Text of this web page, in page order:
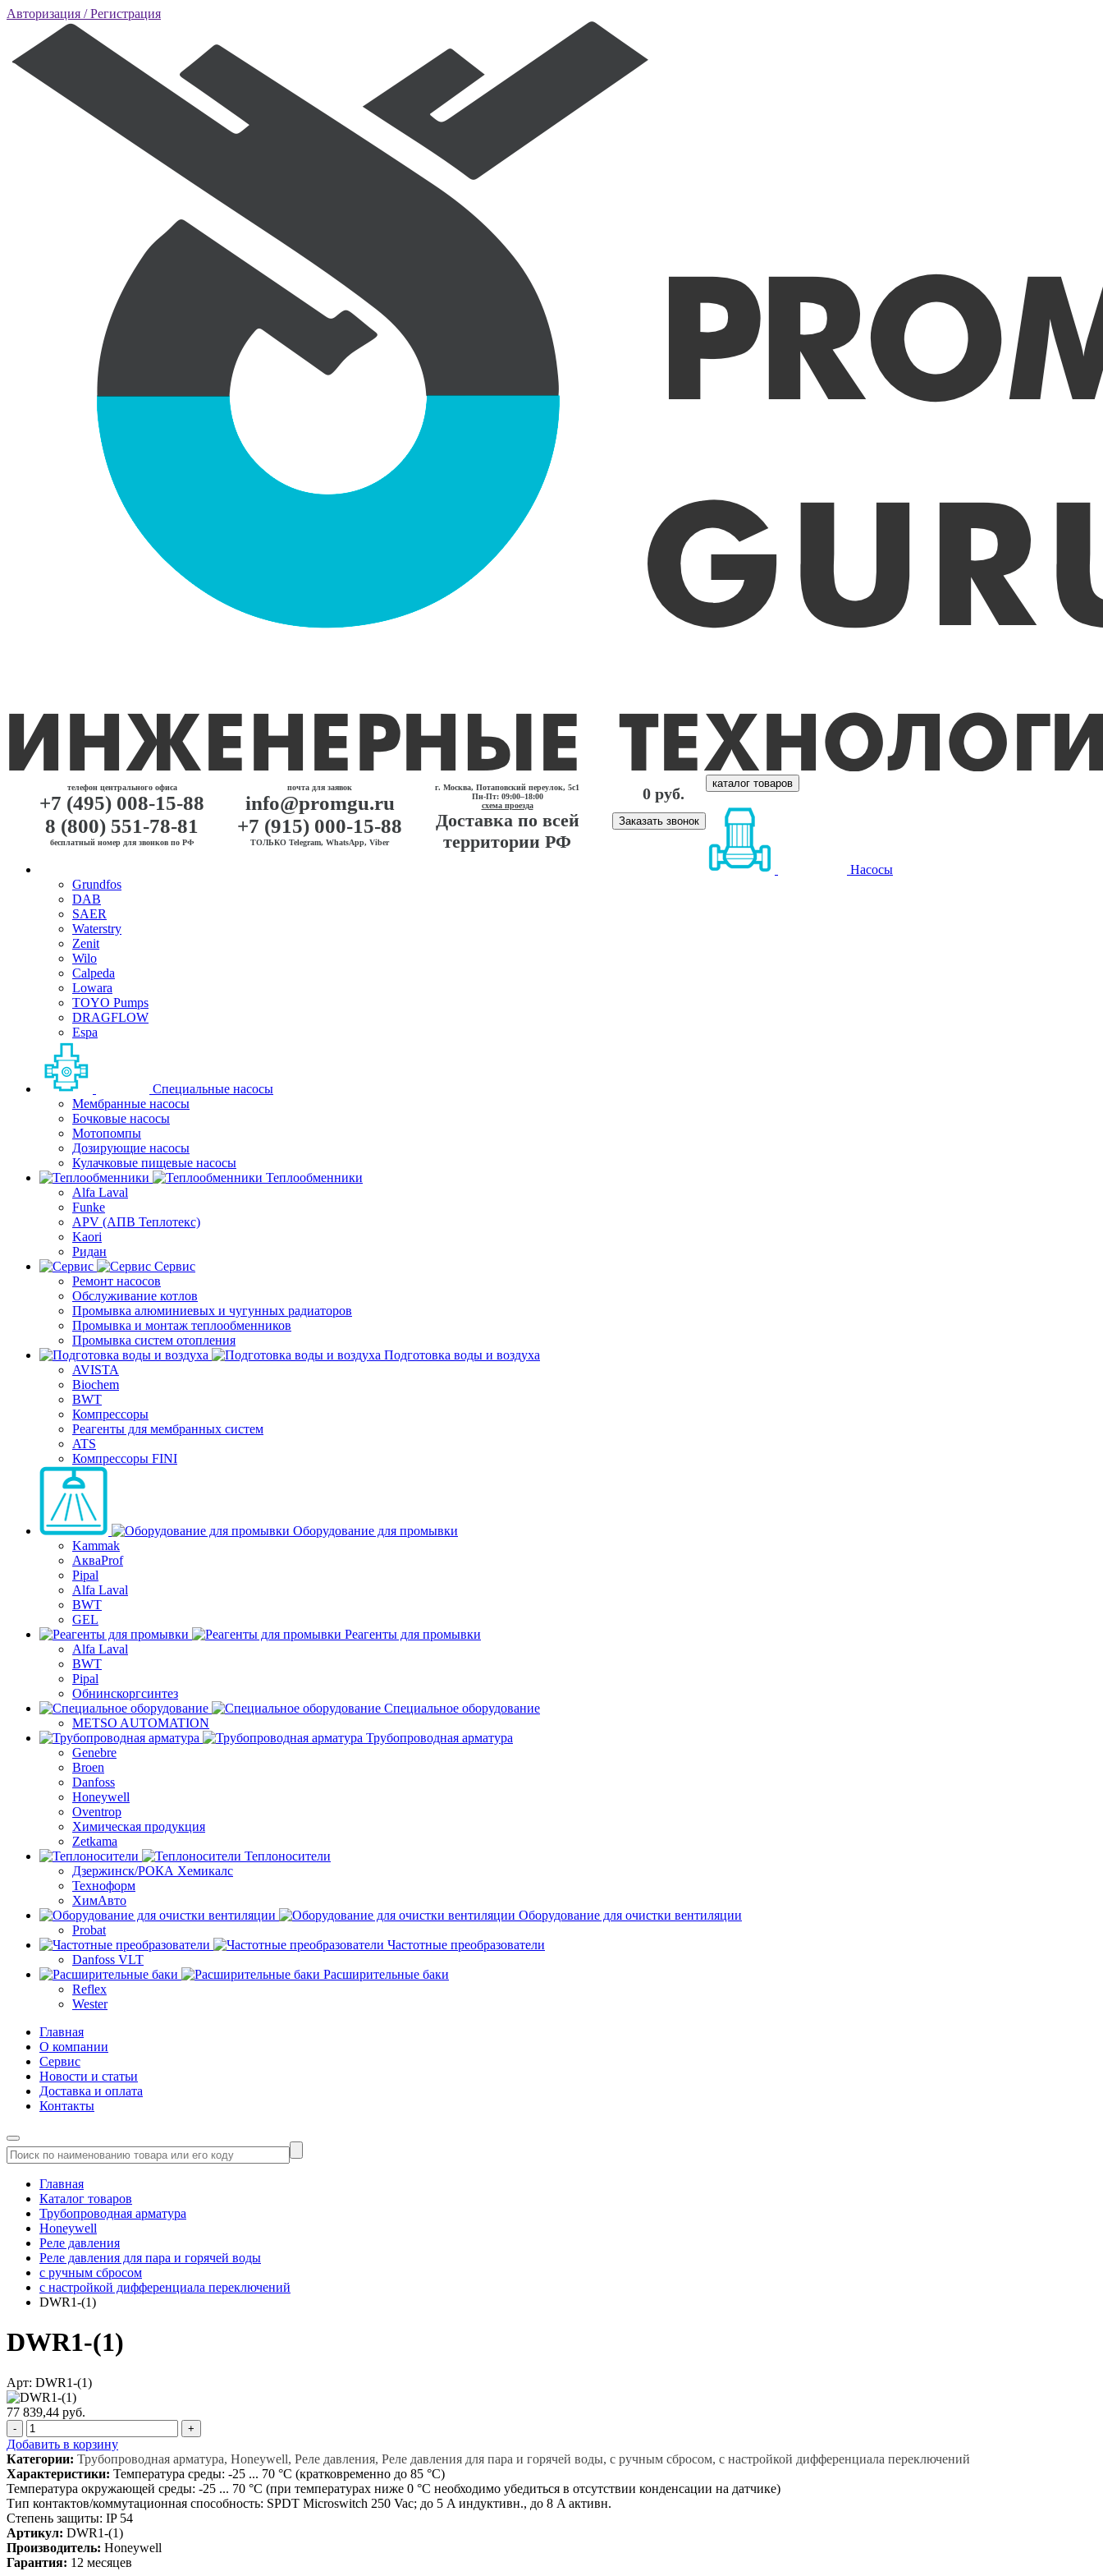
Авторизация / Регистрация
телефон центрального офиса
+7 (495) 008-15-88
8 (800) 551-78-81
бесплатный номер для звонков по РФ
почта для заявок
info@promgu.ru
+7 (915) 000-15-88
ТОЛЬКО Telegram, WhatsApp, Viber
г. Москва, Потаповский переулок, 5с1
Пн-Пт: 09:00–18:00
схема проезда
Доставка по всей
территории РФ
0 руб.
Заказать звонок
каталог товаров
Насосы
Grundfos
DAB
SAER
Waterstry
Zenit
Wilo
Calpeda
Lowara
TOYO Pumps
DRAGFLOW
Espa
Специальные насосы
Мембранные насосы
Бочковые насосы
Мотопомпы
Дозирующие насосы
Кулачковые пищевые насосы
Теплообменники
Alfa Laval
Funke
APV (АПВ Теплотекс)
Kaori
Ридан
Сервис
Ремонт насосов
Обслуживание котлов
Промывка алюминиевых и чугунных радиаторов
Промывка и монтаж теплообменников
Промывка систем отопления
Подготовка воды и воздуха
AVISTA
Biochem
BWT
Компрессоры
Реагенты для мембранных систем
ATS
Компрессоры FINI
Оборудование для промывки
Kammak
АкваProf
Pipal
Alfa Laval
BWT
GEL
Реагенты для промывки
Alfa Laval
BWT
Pipal
Обнинскоргсинтез
Специальное оборудование
METSO AUTOMATION
Трубопроводная арматура
Genebre
Broen
Danfoss
Honeywell
Oventrop
Химическая продукция
Zetkama
Теплоносители
Дзержинск/РОКА Хемикалс
Техноформ
ХимАвто
Оборудование для очистки вентиляции
Probat
Частотные преобразователи
Danfoss VLT
Расширительные баки
Reflex
Wester
Главная
О компании
Сервис
Новости и статьи
Доставка и оплата
Контакты
Главная
Каталог товаров
Трубопроводная арматура
Honeywell
Реле давления
Реле давления для пара и горячей воды
c ручным сбросом
с настройкой дифференциала переключений
DWR1-(1)
DWR1-(1)
Арт: DWR1-(1)
77 839,44 руб.
- +
Добавить в корзину
Категории: Трубопроводная арматура, Honeywell, Реле давления, Реле давления для пара и горячей воды, c ручным сбросом, с настройкой дифференциала переключений
Характеристики: Температура среды: -25 ... 70 °C (кратковременно до 85 °C)
Температура окружающей среды: -25 ... 70 °C (при температурах ниже 0 °C необходимо убедиться в отсутствии конденсации на датчике)
Тип контактов/коммутационная способность: SPDT Microswitch 250 Vac; до 5 A индуктивн., до 8 A активн.
Степень защиты: IP 54
Артикул: DWR1-(1)
Производитель: Honeywell
Гарантия: 12 месяцев